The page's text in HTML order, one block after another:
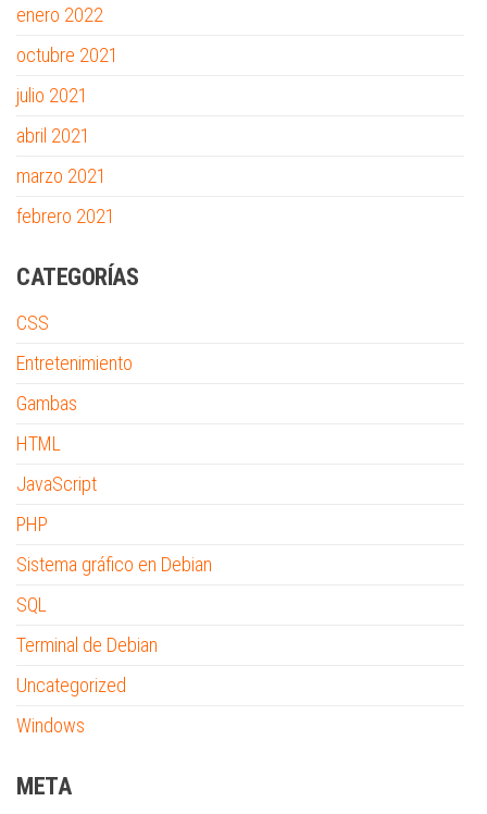
enero 2022
octubre 2021
julio 2021
abril 2021
marzo 2021
febrero 2021
CATEGORÍAS
CSS
Entretenimiento
Gambas
HTML
JavaScript
PHP
Sistema gráfico en Debian
SQL
Terminal de Debian
Uncategorized
Windows
META